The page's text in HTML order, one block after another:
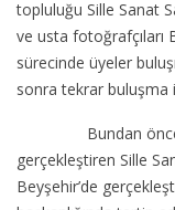
topluluğu Sille Sanat
ve usta fotoğrafçıları
sürecinde üyeler
sonra tekrar buluşma
Bundan önceki
gerçekleştiren Sille
Beyşehir’de